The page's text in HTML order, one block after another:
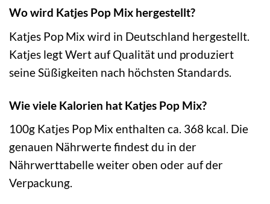
Wo wird Katjes Pop Mix hergestellt?
Katjes Pop Mix wird in Deutschland hergestellt.
Katjes legt Wert auf Qualität und produziert
seine Süßigkeiten nach höchsten Standards.
Wie viele Kalorien hat Katjes Pop Mix?
100g Katjes Pop Mix enthalten ca. 368 kcal. Die
genauen Nährwerte findest du in der
Nährwerttabelle weiter oben oder auf der
Verpackung.